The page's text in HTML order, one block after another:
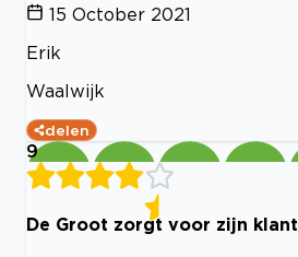
15 October 2021
Erik
Waalwijk
delen
9
De Groot zorgt voor zijn klant